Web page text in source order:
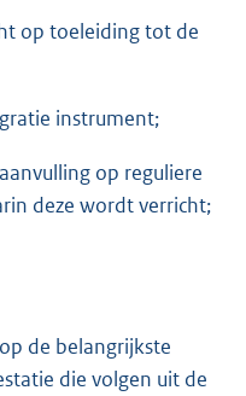
op toeleiding tot de
instrument;
op reguliere
deze wordt verricht;
de belangrijkste
die volgen uit de